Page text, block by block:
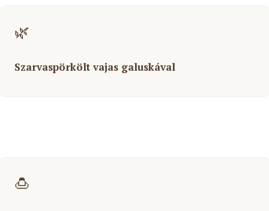
🌿
Szarvaspörkölt vajas galuskával
🍮